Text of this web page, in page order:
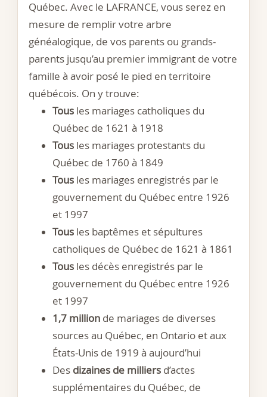
Québec. Avec le LAFRANCE, vous serez en
mesure de remplir votre arbre
généalogique, de vos parents ou grands-
parents jusqu’au premier immigrant de votre
famille à avoir posé le pied en territoire
québécois. On y trouve:
Tous les mariages catholiques du
Québec de 1621 à 1918
Tous les mariages protestants du
Québec de 1760 à 1849
Tous les mariages enregistrés par le
gouvernement du Québec entre 1926
et 1997
Tous les baptêmes et sépultures
catholiques de Québec de 1621 à 1861
Tous les décès enregistrés par le
gouvernement du Québec entre 1926
et 1997
1,7 million de mariages de diverses
sources au Québec, en Ontario et aux
États-Unis de 1919 à aujourd’hui
Des dizaines de milliers d’actes
supplémentaires du Québec, de